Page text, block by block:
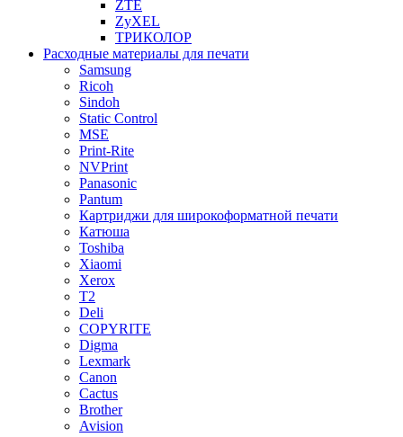
ZTE
ZyXEL
ТРИКОЛОР
Расходные материалы для печати
Samsung
Ricoh
Sindoh
Static Control
MSE
Print-Rite
NVPrint
Panasonic
Pantum
Картриджи для широкоформатной печати
Катюша
Toshiba
Xiaomi
Xerox
T2
Deli
COPYRITE
Digma
Lexmark
Canon
Cactus
Brother
Avision